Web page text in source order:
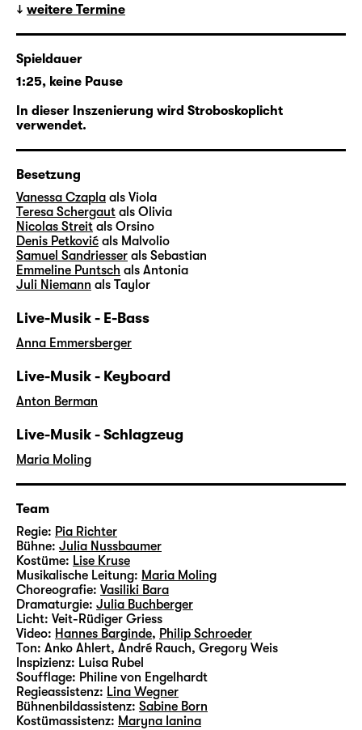
für die Gefühlswelten und
Lebenserfahrungen abertausender
Menschen. Wirklichkeit und Spiel, doppelte
Böden, Alter Egos und die Uneindeutigkeit
zwischen Gezeigtem und Gesehenem sind in
ihren Songs dabei ähnlich alltäglich wie in
„Was ihr wollt“.
In ihrer vierten Regiearbeit am Schauspiel
Leipzig verschränkt
Shakespeare-Klassiker mit Motiven, der
Ästhetik und natürlich etlichen Songs von
Taylor Swift und holt den elisabethanischen
Stoff so ins Hier und Jetzt auf die Große
Bühne.
weitere Termine
Spieldauer
1:25, keine Pause
In dieser Inszenierung wird Stroboskoplicht
verwendet.
Besetzung
Vanessa Czapla als Viola
Teresa Schergaut als Olivia
Nicolas Streit als Orsino
Denis Petković als Malvolio
Samuel Sandriesser als Sebastian
Emmeline Puntsch als Antonia
Juli Niemann als Taylor
Live-Musik - E-Bass
Anna Emmersberger
Live-Musik - Keyboard
Anton Berman
Live-Musik - Schlagzeug
Maria Moling
Team
Regie: Pia Richter
Bühne: Julia Nussbaumer
Kostüme: Lise Kruse
Musikalische Leitung: Maria Moling
Choreografie: Vasiliki Bara
Dramaturgie: Julia Buchberger
Licht: Veit-Rüdiger Griess
Video: Hannes Barginde, Philip Schroeder
Ton: Anko Ahlert, André Rauch, Gregory Weis
Inspizienz: Luisa Rubel
Soufflage: Philine von Engelhardt
Regieassistenz: Lina Wegner
Bühnenbildassistenz: Sabine Born
Kostümassistenz: Maryna Ianina